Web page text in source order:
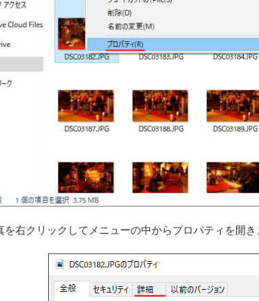
を右クリックしてメニューの中からプロパティを開き